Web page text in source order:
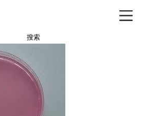
搜索